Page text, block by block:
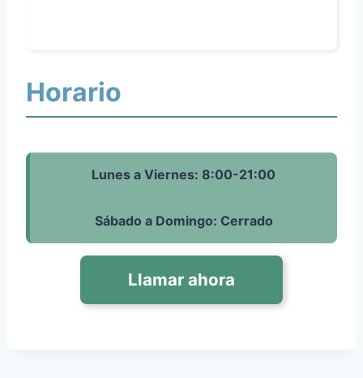
Horario
Lunes a Viernes: 8:00-21:00
Sábado a Domingo: Cerrado
Llamar ahora